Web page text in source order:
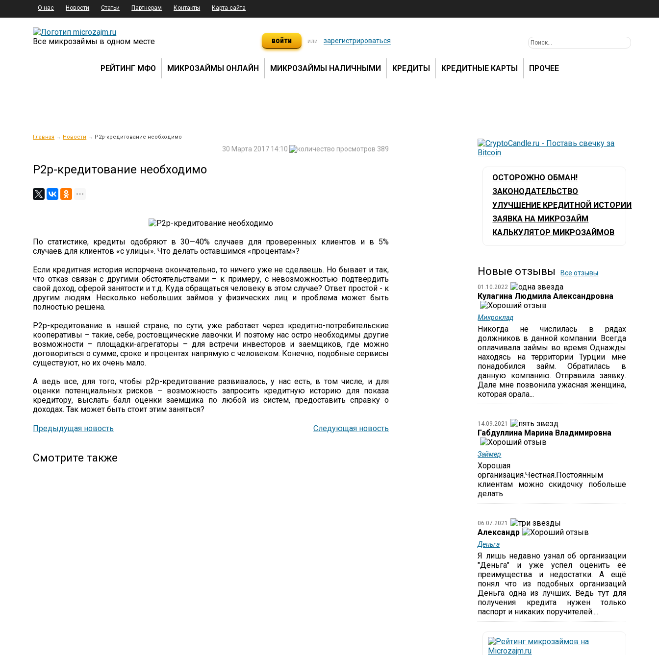
О нас Новости Статьи Партнерам Контакты Карта сайта
Все микрозаймы в одном месте войти или зарегистрироваться
РЕЙТИНГ МФО МИКРОЗАЙМЫ ОНЛАЙН МИКРОЗАЙМЫ НАЛИЧНЫМИ КРЕДИТЫ КРЕДИТНЫЕ КАРТЫ ПРОЧЕЕ
Главная → Новости → P2р-кредитование необходимо
389
30 Марта 2017 14:10
P2р-кредитование необходимо
По статистике, кредиты одобряют в 30—40% случаев для проверенных клиентов и в 5%
случаев для клиентов «с улицы». Что делать оставшимся «процентам»?
Если кредитная история испорчена окончательно, то ничего уже не сделаешь. Но бывает и так,
что отказ связан с другими обстоятельствами – к примеру, с невозможностью подтвердить
свой доход, сферой занятости и т.д. Куда обращаться человеку в этом случае? Ответ простой - к
другим людям. Несколько небольших займов у физических лиц и проблема может быть
полностью решена.
P2р-кредитование в нашей стране, по сути, уже работает через кредитно-потребительские
кооперативы – такие, себе, ростовщические лавочки. И поэтому нас остро необходимы другие
возможности – площадки-агрегаторы – для встречи инвесторов и заемщиков, где можно
договориться о сумме, сроке и процентах напрямую с человеком. Конечно, подобные сервисы
существуют, но их очень мало.
А ведь все, для того, чтобы р2р-кредитование развивалось, у нас есть, в том числе, и для
оценки потенциальных рисков – возможность запросить кредитную историю для показа
кредитору, выслать балл оценки заемщика по любой из систем, предоставить справку о
доходах. Так может быть стоит этим заняться?
Предыдущая новость Следующая новость
Смотрите также
ОСТОРОЖНО ОБМАН!
ЗАКОНОДАТЕЛЬСТВО
УЛУЧШЕНИЕ КРЕДИТНОЙ ИСТОРИИ
ЗАЯВКА НА МИКРОЗАЙМ
КАЛЬКУЛЯТОР МИКРОЗАЙМОВ
Новые отзывы Все отзывы
01.10.2022
Кулагина Людмила Александровна
Микроклад
Никогда не числилась в рядах
должников в данной компании. Всегда
оплачивала займы во время Однажды
находясь на территории Турции мне
понадобился займ. Обратилась в
данную компанию. Отправила заявку.
Дале мне позвонила ужасная женщина,
которая орала...
14.09.2021
Габдуллина Марина Владимировна
Займер
Хорошая
организация.Честная.Постоянным
клиентам можно скидочку побольше
делать
06.07.2021
Александр
Деньга
Я лишь недавно узнал об организации
"Деньга" и уже успел оценить её
преимущества и недостатки. А ещё
понял что из подобных организаций
Деньга одна из лучших. Ведь тут для
получения кредита нужен только
паспорт и никаких поручителей....